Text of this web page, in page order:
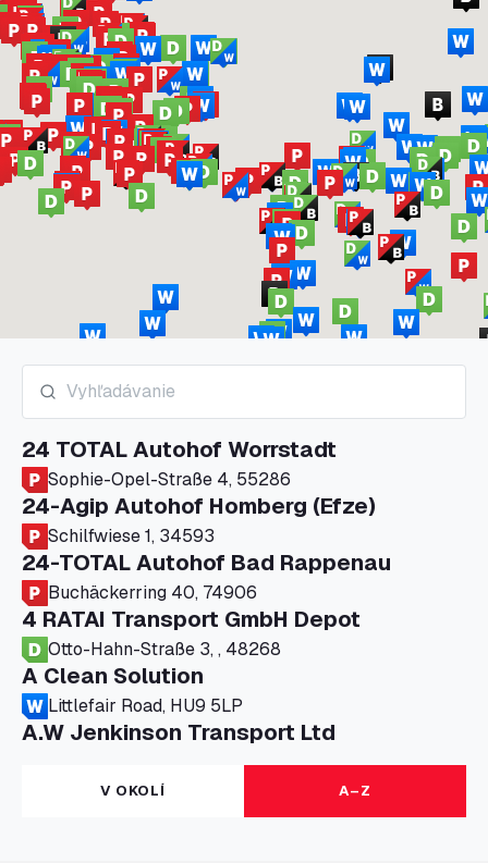
24 TOTAL Autohof Worrstadt
Sophie-Opel-Straße 4, 55286
24-Agip Autohof Homberg (Efze)
Schilfwiese 1, 34593
24-TOTAL Autohof Bad Rappenau
Buchäckerring 40, 74906
4 RATAI Transport GmbH Depot
Otto-Hahn-Straße 3, , 48268
A Clean Solution
Littlefair Road, HU9 5LP
A.W Jenkinson Transport Ltd
Progress House, ME11 5GA
A+G Nettetal - Depot Parking
Am Panneschopp 7, 41334
V OKOLÍ A–Z